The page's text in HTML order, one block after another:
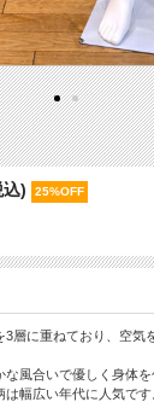
) 25%OFF
3層に重ねており、空気
風合いで優しく身体を
幅広い年代に人気です